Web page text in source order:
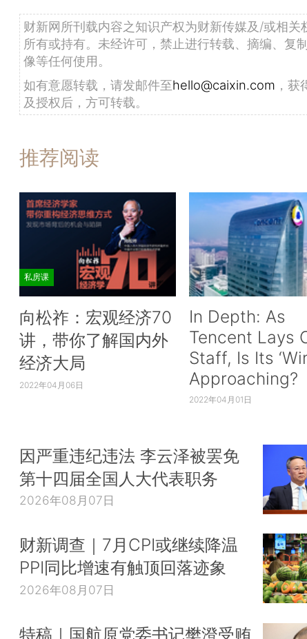
财新网所刊载内容之知识产权为财新传媒及/或相关
所有或持有。未经许可，禁止进行转载、摘编、复
像等任何使用。
如有意愿转载，请发邮件至hello@caixin.com ，获
及授权后，方可转载。
推荐阅读
私房课
向松祚：宏观经济70
讲，带你了解国内外
经济大局
2022年04月06日
In Depth: As
Tencent Lays
Staff, Is Its
Approaching?
2022年04月01日
因严重违纪违法 李云泽被罢免
第十四届全国人大代表职务
2026年08月07日
财新调查｜7月CPI或继续降温
PPI同比增速有触顶回落迹象
2026年08月07日
特稿｜国航原党委书记樊澄受贿